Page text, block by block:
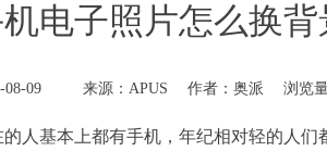
电子照片怎么换
08-09 来源：APUS 作者：奥派 浏览
的人基本上都有手机，年纪相对轻的人